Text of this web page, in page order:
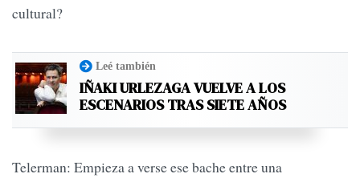
cultural?
Leé también
IÑAKI URLEZAGA VUELVE A LOS
ESCENARIOS TRAS SIETE AÑOS
Telerman: Empieza a verse ese bache entre una